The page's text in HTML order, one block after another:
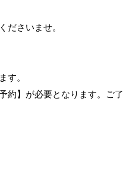
ださいませ。
す。
】が必要となります。ご了